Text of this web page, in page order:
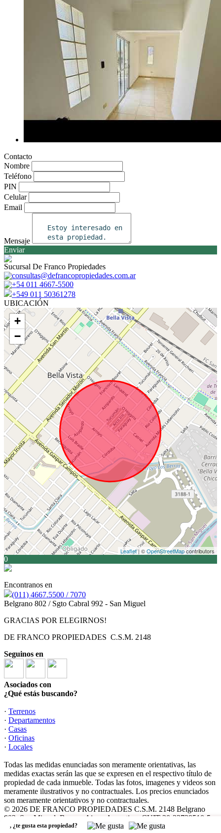
, ¿te gusta esta propiedad?
Contacto
Nombre
Teléfono
PIN
Celular
Email
Mensaje
Enviar
Sucursal De Franco Propiedades
consultas@defrancopropiedades.com.ar
+54 011 4667-5500
+549 011 50361278
UBICACIÓN
+
−
Leaflet| ©OpenStreetMapcontributors
0
Encontranos en
(011) 4667.5500 / 7070
Belgrano 802 / Sgto Cabral 992 - San Miguel
GRACIAS POR ELEGIRNOS!
DE FRANCO PROPIEDADES C.S.M. 2148
Seguinos en
Asociados con
¿Qué estás buscando?
· Terrenos
· Departamentos
· Casas
· Oficinas
· Locales
Todas las medidas enunciadas son meramente orientativas, las
medidas exactas serán las que se expresen en el respectivo título de
propiedad de cada inmueble. Todas las fotos, imagenes y videos son
meramente ilustrativos y no contractuales. Los precios enunciados
son meramente orientativos y no contractuales.
© 2026 DE FRANCO PROPIEDADES C.S.M. 2148 Belgrano
802, San Miguel, Buenos Aires -Argentina- CUIT 20-22729510-5.
Software Inmobiliario - Tokko Broker